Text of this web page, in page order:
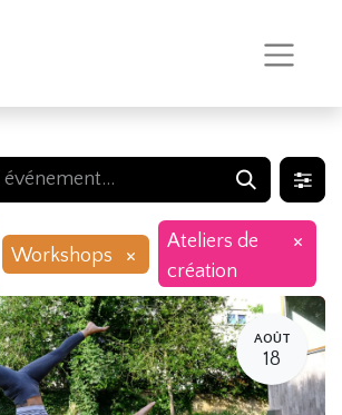
Workshops ×
Ateliers de
création
×
AOÛT
18